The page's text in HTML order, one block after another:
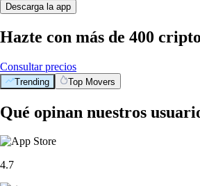
Descarga la app
Hazte con más de 400
Consultar precios
Trending Top Movers
Qué opinan nuestros
4.7